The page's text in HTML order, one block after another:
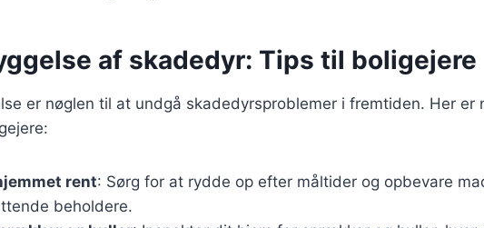
af skadedyr: Tips til boligejere
er nøglen til at undgå skadedyrsproblemer i fremtiden. Her er
rent: Sørg for at rydde op efter måltider og opbevare
beholdere.